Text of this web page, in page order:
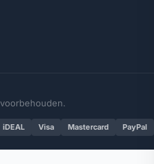
iDEAL Visa Mastercard PayPal